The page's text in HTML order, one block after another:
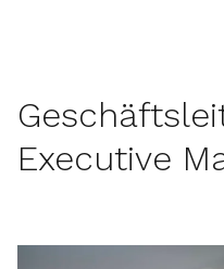
Executive